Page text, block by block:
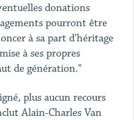
donations
pourront être
à sa part d'héritage
à ses propres
de génération."
plus aucun recours
Alain-Charles Van